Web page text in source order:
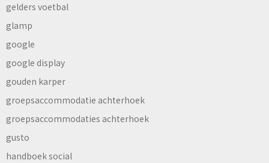
gelders voetbal
glamp
google
google display
gouden karper
groepsaccommodatie achterhoek
groepsaccommodaties achterhoek
gusto
handboek social